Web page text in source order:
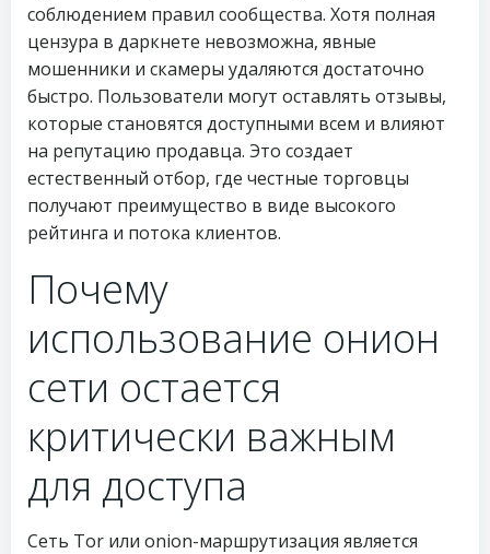
соблюдением правил сообщества. Хотя полная
цензура в даркнете невозможна, явные
мошенники и скамеры удаляются достаточно
быстро. Пользователи могут оставлять отзывы,
которые становятся доступными всем и влияют
на репутацию продавца. Это создает
естественный отбор, где честные торговцы
получают преимущество в виде высокого
рейтинга и потока клиентов.
Почему
использование онион
сети остается
критически важным
для доступа
Сеть Tor или onion-маршрутизация является